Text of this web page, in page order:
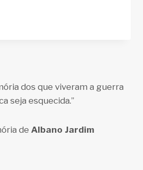
dos que viveram a guerra
seja esquecida.”
de Albano Jardim